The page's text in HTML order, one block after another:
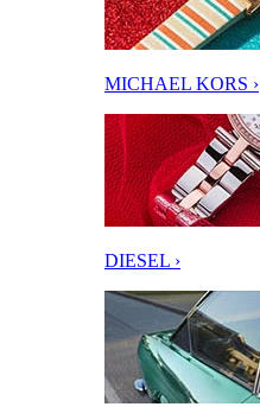
MICHAEL KORS ›
DIESEL ›